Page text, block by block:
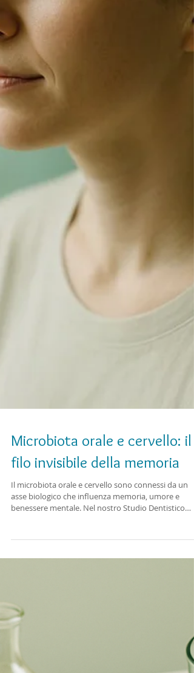
Microbiota orale e cervello: il
filo invisibile della memoria
benessere mentale. Nel nostro Studio Dentistico